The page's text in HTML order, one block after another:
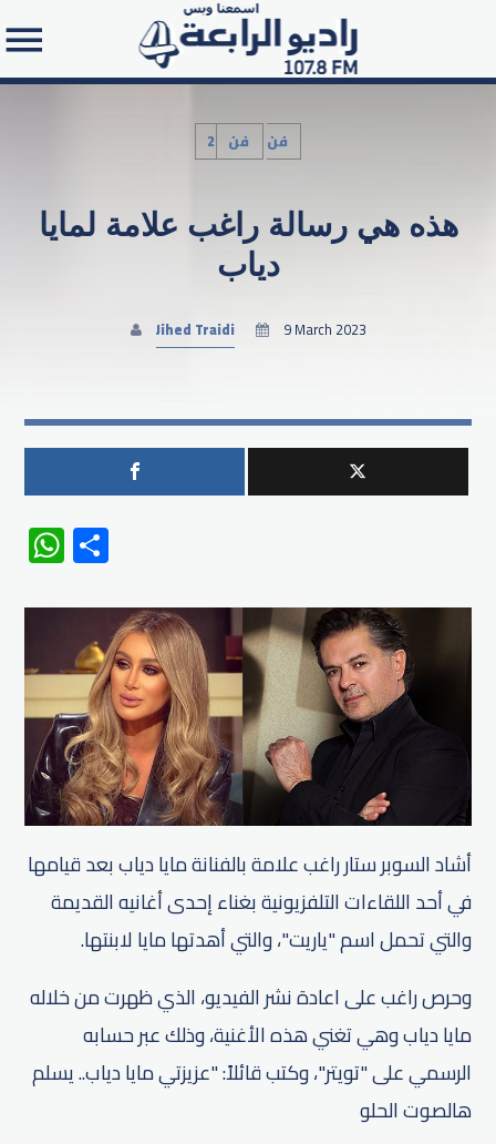
Search in the website:
2فن فن
هذه هي رسالة راغب علامة لمايا
دياب
Jihed Traidi 9 March 2023
WhatsApp
أشاد السوبر ستار راغب علامة بالفنانة مايا دياب بعد قيامها
في أحد اللقاءات التلفزيونية بغناء إحدى أغانيه القديمة
والتي تحمل اسم "ياريت"، والتي أهدتها مايا لابنتها.
وحرص راغب على اعادة نشر الفيديو، الذي ظهرت من خلاله
مايا دياب وهي تغني هذه الأغنية، وذلك عبر حسابه
الرسمي على "تويتر"، وكتب قائلاً: "عزيزتي مايا دياب.. يسلم
هالصوت الحلو